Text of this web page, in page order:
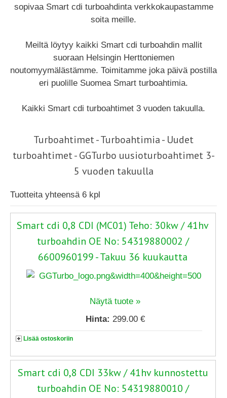
sopivaa Smart cdi turboahdinta verkkokaupastamme
soita meille.
Meiltä löytyy kaikki Smart cdi turboahdin mallit
suoraan Helsingin Herttoniemen
noutomyymälästämme. Toimitamme joka päivä postilla
eri puolille Suomea Smart turboahtimia.
Kaikki Smart cdi turboahtimet 3 vuoden takuulla.
Turboahtimet - Turboahtimia - Uudet
turboahtimet - GGTurbo uusioturboahtimet 3-
5 vuoden takuulla
Tuotteita yhteensä 6 kpl
Smart cdi 0,8 CDI (MC01) Teho: 30kw / 41hv
turboahdin OE No: 54319880002 /
6600960199 - Takuu 36 kuukautta
Näytä tuote »
Hinta: 299.00 €
Lisää ostoskoriin
Smart cdi 0,8 CDI 33kw / 41hv kunnostettu
turboahdin OE No: 54319880010 /